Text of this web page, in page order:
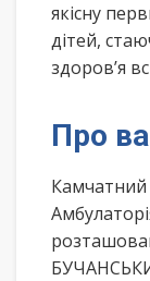
якісну
дітей,
здоров’я
Про